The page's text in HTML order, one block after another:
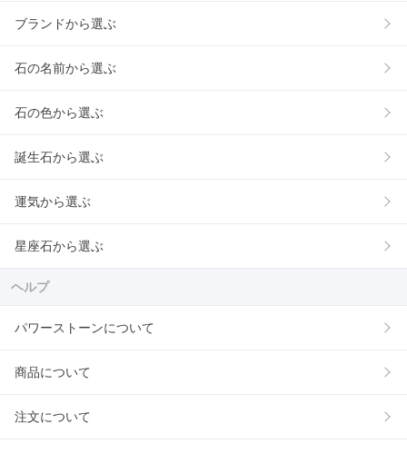
ブランドから選ぶ
石の名前から選ぶ
石の色から選ぶ
誕生石から選ぶ
運気から選ぶ
星座石から選ぶ
ヘルプ
パワーストーンについて
商品について
注文について